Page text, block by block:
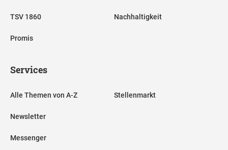
TSV 1860
Promis
Nachhaltigkeit
Services
Alle Themen von A-Z
Newsletter
Messenger
Stellenmarkt